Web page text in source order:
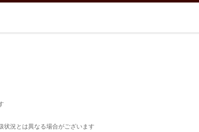
状況とは異なる場合がございます